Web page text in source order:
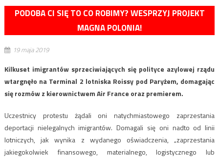
PODOBA CI SIĘ TO CO ROBIMY? WESPRZYJ PROJEKT
MAGNA POLONIA!
19 maja 2019
Kilkuset imigrantów sprzeciwiających się polityce azylowej rządu
wtargnęło na Terminal 2 lotniska Roissy pod Paryżem, domagając
się rozmów z kierownictwem Air France oraz premierem.
Uczestnicy protestu żądali oni natychmiastowego zaprzestania
deportacji nielegalnych imigrantów. Domagali się oni nadto od linii
lotniczych, jak wynika z wydanego oświadczenia, „zaprzestania
jakiegokolwiek finansowego, materialnego, logistycznego lub